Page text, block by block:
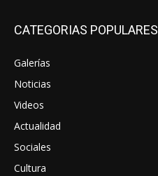
CATEGORIAS POPULARES
Galerías
Noticias
Videos
Actualidad
Sociales
Cultura